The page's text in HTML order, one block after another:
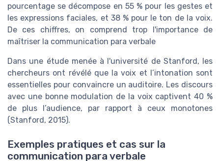
pourcentage se décompose en 55 % pour les gestes et
les expressions faciales, et 38 % pour le ton de la voix.
De ces chiffres, on comprend trop l'importance de
maîtriser la communication para verbale
Dans une étude menée à l'université de Stanford, les
chercheurs ont révélé que la voix et l’intonation sont
essentielles pour convaincre un auditoire. Les discours
avec une bonne modulation de la voix captivent 40 %
de plus l’audience, par rapport à ceux monotones
(Stanford, 2015).
Exemples pratiques et cas sur la
communication para verbale